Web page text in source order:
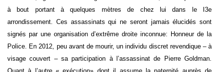
à bout portant à quelques mètres de chez lui dans le I3e
arrondissement. Ces assassinats qui ne seront jamais élucidés sont
signés par une organisation d’extrême droite inconnue: Honneur de la
Police. En 2012, peu avant de mourir, un individu discret revendique – à
visage couvert – sa participation à l’assassinat de Pierre Goldman.